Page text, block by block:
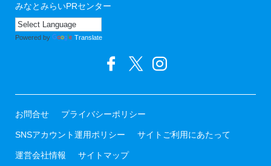
みなとみらいPRセンター
Powered by Translate
お問合せ プライバシーポリシー
SNSアカウント運用ポリシー サイトご利用にあたって
運営会社情報 サイトマップ